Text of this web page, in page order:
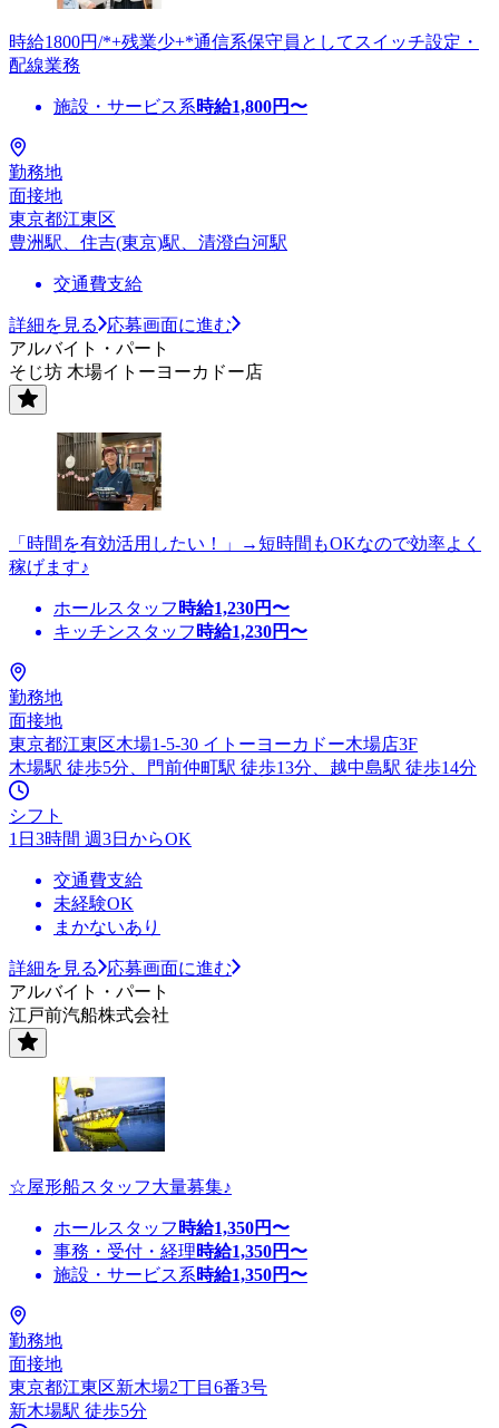
時給1800円/*+残業少+*通信系保守員としてスイッチ設定・
配線業務
施設・サービス系時給1,800円〜
勤務地
面接地
東京都江東区
豊洲駅、住吉(東京)駅、清澄白河駅
交通費支給
詳細を見る
応募画面に進む
アルバイト・パート
そじ坊 木場イトーヨーカドー店
「時間を有効活用したい！」→短時間もOKなので効率よく
稼げます♪
ホールスタッフ 時給1,230円〜
キッチンスタッフ 時給1,230円〜
勤務地
面接地
東京都江東区木場1-5-30 イトーヨーカドー木場店3F
木場駅 徒歩5分、門前仲町駅 徒歩13分、越中島駅 徒歩14分
シフト
1日3時間 週3日からOK
交通費支給
未経験OK
まかないあり
詳細を見る
応募画面に進む
アルバイト・パート
江戸前汽船株式会社
☆屋形船スタッフ大量募集♪
ホールスタッフ 時給1,350円〜
事務・受付・経理時給1,350円〜
施設・サービス系時給1,350円〜
勤務地
面接地
東京都江東区新木場2丁目6番3号
新木場駅 徒歩5分